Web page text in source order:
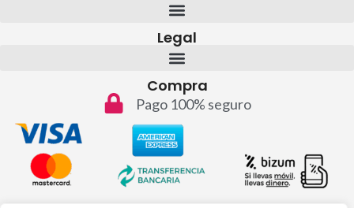
Legal
Compra
Pago 100% seguro